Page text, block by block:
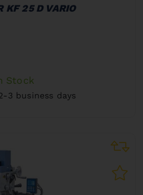
KF 25 D VARIO
Stock
3 business days